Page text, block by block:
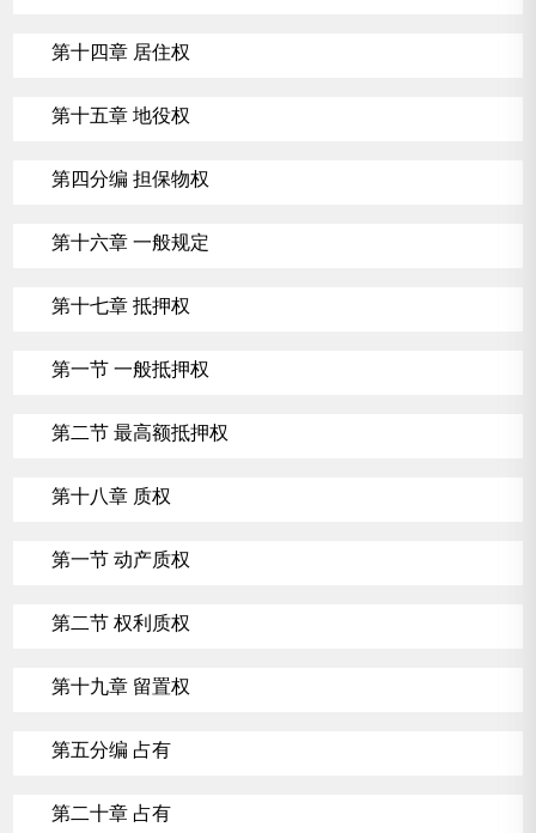
第十四章 居住权
第十五章 地役权
第四分编 担保物权
第十六章 一般规定
第十七章 抵押权
第一节 一般抵押权
第二节 最高额抵押权
第十八章 质权
第一节 动产质权
第二节 权利质权
第十九章 留置权
第五分编 占有
第二十章 占有